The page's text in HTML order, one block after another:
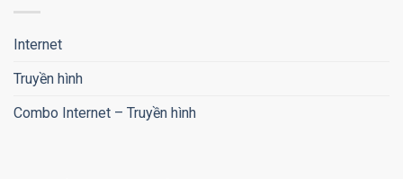
Internet
Truyền hình
Combo Internet – Truyền hình